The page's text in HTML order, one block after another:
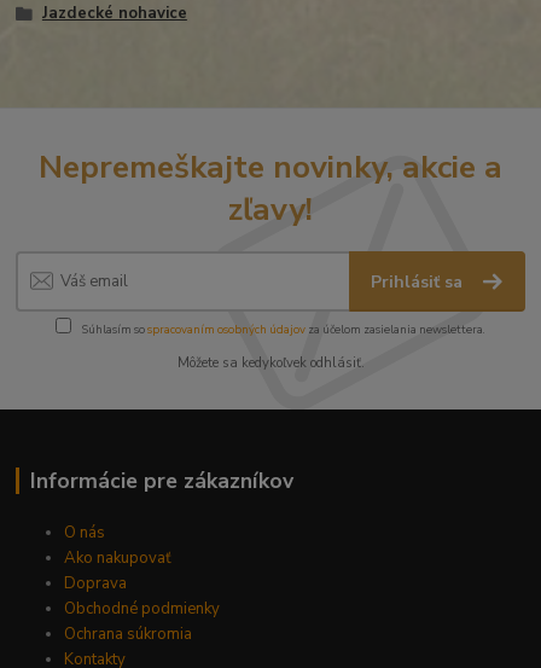
Jazdecké nohavice
Nepremeškajte novinky, akcie a
zľavy!
Prihlásiť sa
Súhlasím sospracovaním osobných údajov za účelom zasielania newslettera.
Môžete sa kedykoľvek odhlásiť.
Informácie pre zákazníkov
O nás
Ako nakupovať
Doprava
Obchodné podmienky
Ochrana súkromia
Kontakty